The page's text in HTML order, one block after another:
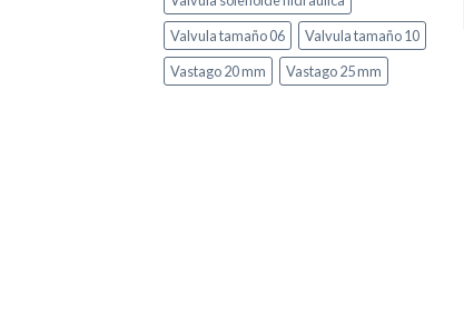
Valvula tamaño 06
Valvula tamaño 10
Vastago 20 mm
Vastago 25 mm